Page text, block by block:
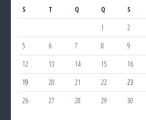
S
T Q Q S
1
2
5
6 7 8 9
12
13 14 15 16
19
20 21 22 23
26
27 28 29 30